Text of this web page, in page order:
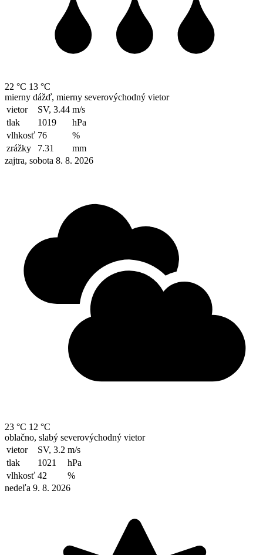
22 °C 13 °C
mierny dážď, mierny severovýchodný vietor
vietor
SV, 3.44 m/s
tlak
1019
hPa
vlhkosť 76
%
zrážky
7.31
mm
zajtra, sobota 8. 8. 2026
23 °C 12 °C
oblačno, slabý severovýchodný vietor
vietor
SV, 3.2 m/s
tlak
1021
hPa
vlhkosť 42
%
nedeľa 9. 8. 2026